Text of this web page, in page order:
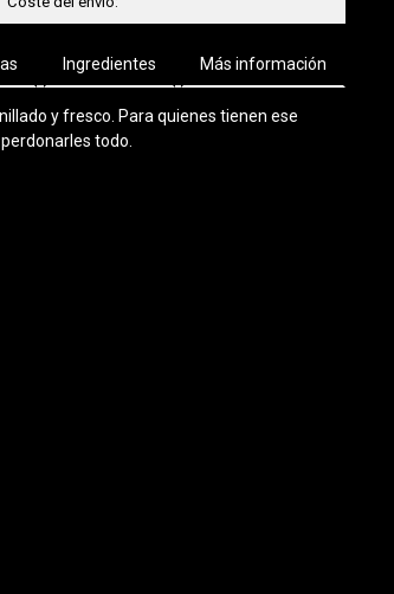
Ingredientes Más información
y fresco. Para quienes tienen ese
todo.